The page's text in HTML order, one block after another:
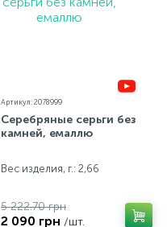
Артикул: 2078999
Серебряные серьги без
камней, емаллю
Вес изделия, г.: 2,66
5 222.70 грн
2 090 грн /шт.